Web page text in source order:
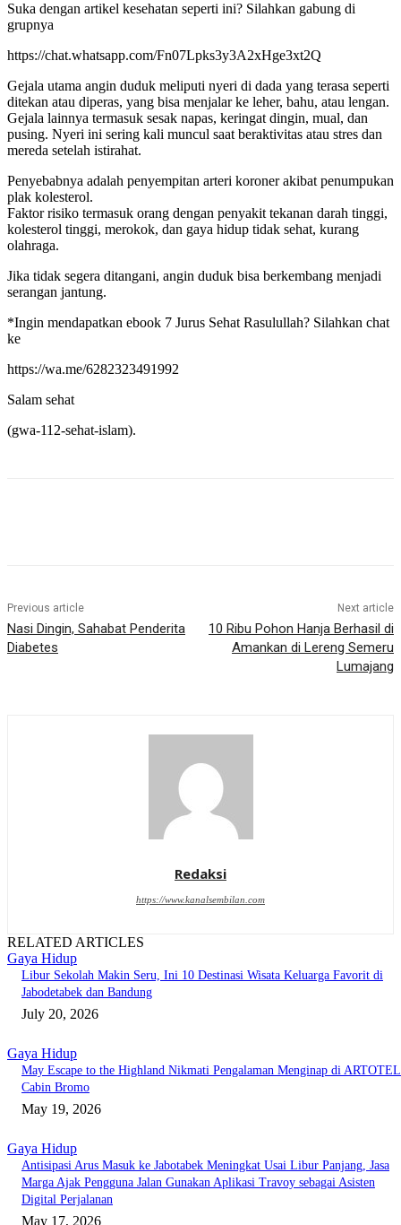
Suka dengan artikel kesehatan seperti ini? Silahkan gabung di
grupnya
https://chat.whatsapp.com/Fn07Lpks3y3A2xHge3xt2Q
Gejala utama angin duduk meliputi nyeri di dada yang terasa seperti
ditekan atau diperas, yang bisa menjalar ke leher, bahu, atau lengan.
Gejala lainnya termasuk sesak napas, keringat dingin, mual, dan
pusing. Nyeri ini sering kali muncul saat beraktivitas atau stres dan
mereda setelah istirahat.
Penyebabnya adalah penyempitan arteri koroner akibat penumpukan
plak kolesterol.
Faktor risiko termasuk orang dengan penyakit tekanan darah tinggi,
kolesterol tinggi, merokok, dan gaya hidup tidak sehat, kurang
olahraga.
Jika tidak segera ditangani, angin duduk bisa berkembang menjadi
serangan jantung.
*Ingin mendapatkan ebook 7 Jurus Sehat Rasulullah? Silahkan chat
ke
https://wa.me/6282323491992
Salam sehat
(gwa-112-sehat-islam).
Previous article
Nasi Dingin, Sahabat Penderita
Diabetes
Next article
10 Ribu Pohon Hanja Berhasil di
Amankan di Lereng Semeru
Lumajang
Redaksi
https://www.kanalsembilan.com
RELATED ARTICLES
Gaya Hidup
Libur Sekolah Makin Seru, Ini 10 Destinasi Wisata Keluarga Favorit di
Jabodetabek dan Bandung
July 20, 2026
Gaya Hidup
May Escape to the Highland Nikmati Pengalaman Menginap di ARTOTEL
Cabin Bromo
May 19, 2026
Gaya Hidup
Antisipasi Arus Masuk ke Jabotabek Meningkat Usai Libur Panjang, Jasa
Marga Ajak Pengguna Jalan Gunakan Aplikasi Travoy sebagai Asisten
Digital Perjalanan
May 17, 2026